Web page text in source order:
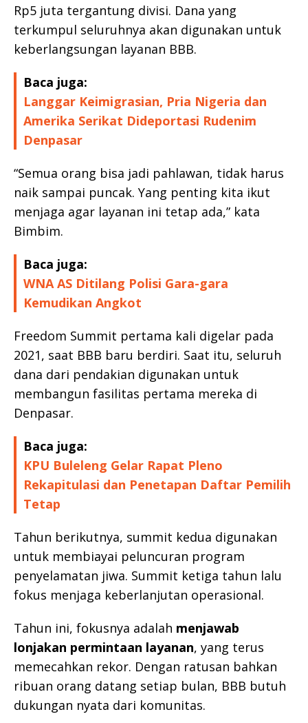
Rp5 juta tergantung divisi. Dana yang
terkumpul seluruhnya akan digunakan untuk
keberlangsungan layanan BBB.
Baca juga:
Langgar Keimigrasian, Pria Nigeria dan
Amerika Serikat Dideportasi Rudenim
Denpasar
“Semua orang bisa jadi pahlawan, tidak harus
naik sampai puncak. Yang penting kita ikut
menjaga agar layanan ini tetap ada,” kata
Bimbim.
Baca juga:
WNA AS Ditilang Polisi Gara-gara
Kemudikan Angkot
Freedom Summit pertama kali digelar pada
2021, saat BBB baru berdiri. Saat itu, seluruh
dana dari pendakian digunakan untuk
membangun fasilitas pertama mereka di
Denpasar.
Baca juga:
KPU Buleleng Gelar Rapat Pleno
Rekapitulasi dan Penetapan Daftar Pemilih
Tetap
Tahun berikutnya, summit kedua digunakan
untuk membiayai peluncuran program
penyelamatan jiwa. Summit ketiga tahun lalu
fokus menjaga keberlanjutan operasional.
Tahun ini, fokusnya adalah menjawab
lonjakan permintaan layanan, yang terus
memecahkan rekor. Dengan ratusan bahkan
ribuan orang datang setiap bulan, BBB butuh
dukungan nyata dari komunitas.